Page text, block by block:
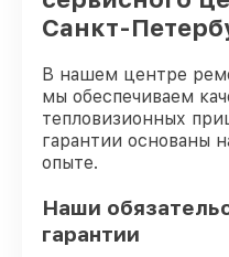
Санкт-
В нашем центре
мы обеспечиваем
тепловизионных
гарантии основаны
опыте.
Наши
гарантии